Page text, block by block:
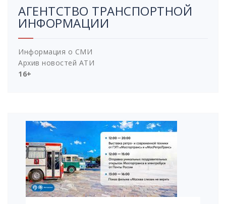
АГЕНТСТВО ТРАНСПОРТНОЙ
ИНФОРМАЦИИ
Информация о СМИ
Архив новостей АТИ
16+